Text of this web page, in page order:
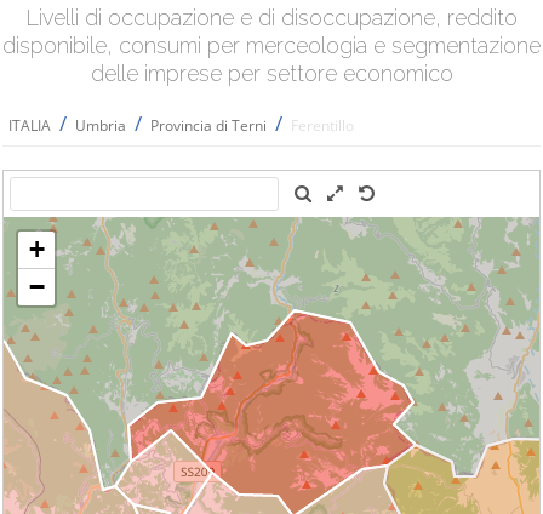
Livelli di occupazione e di disoccupazione, reddito
disponibile, consumi per merceologia e segmentazione
delle imprese per settore economico
ITALIA / Umbria / Provincia di Terni / Ferentillo